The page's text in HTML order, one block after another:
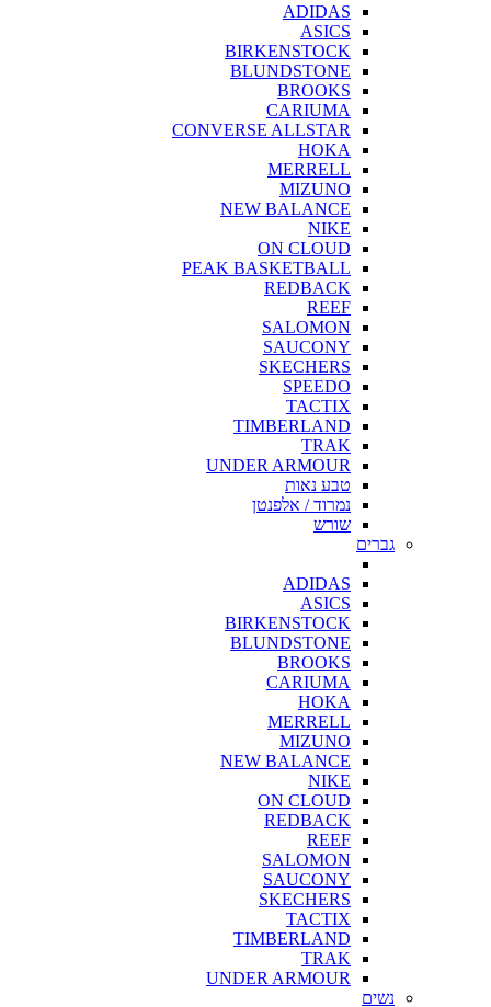
ADIDAS
ASICS
BIRKENSTOCK
BLUNDSTONE
BROOKS
CARIUMA
CONVERSE ALLSTAR
HOKA
MERRELL
MIZUNO
NEW BALANCE
NIKE
ON CLOUD
PEAK BASKETBALL
REDBACK
REEF
SALOMON
SAUCONY
SKECHERS
SPEEDO
TACTIX
TIMBERLAND
TRAK
UNDER ARMOUR
טבע נאות
נמרוד / אלפנטן
שורש
גברים
ADIDAS
ASICS
BIRKENSTOCK
BLUNDSTONE
BROOKS
CARIUMA
HOKA
MERRELL
MIZUNO
NEW BALANCE
NIKE
ON CLOUD
REDBACK
REEF
SALOMON
SAUCONY
SKECHERS
TACTIX
TIMBERLAND
TRAK
UNDER ARMOUR
נשים